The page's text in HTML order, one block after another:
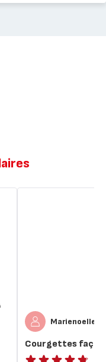
Marienoelle
Courgettes façon